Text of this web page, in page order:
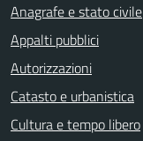
Anagrafe e stato civile
Appalti pubblici
Autorizzazioni
Catasto e urbanistica
Cultura e tempo libero